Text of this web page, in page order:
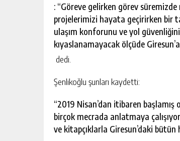
: “Göreve gelirken görev
projelerimizi hayata geçirirken bir
ulaşım konforunu ve yol
kıyaslanamayacak ölçüde
dedi.
Şenlikoğlu şunları kaydetti:
“2019 Nisan’dan itibaren
birçok mecrada anlatmaya
ve kitapçıklarla Giresun’daki